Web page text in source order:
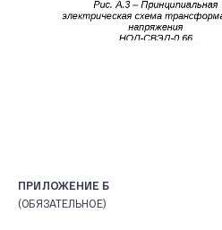
ПРИЛОЖЕНИЕ Б
(ОБЯЗАТЕЛЬНОЕ)